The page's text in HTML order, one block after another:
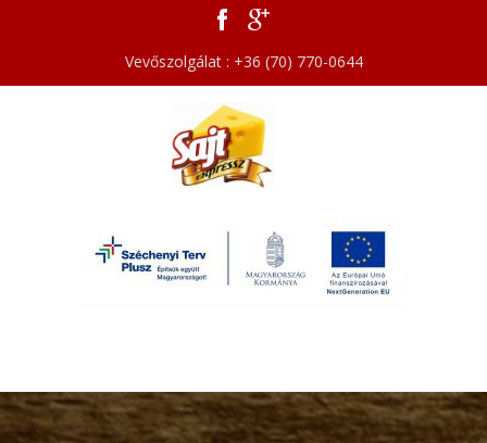
Vevőszolgálat : +36 (70) 770-0644